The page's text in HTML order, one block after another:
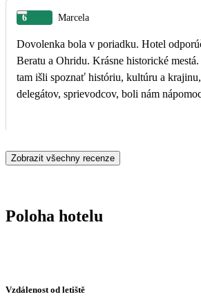
6 Marcela
Dovolenka bola v poriadku. Hotel
Beratu a Ohridu. Krásne historické
tam išli spoznať históriu, kultúru a
delegátov, sprievodcov, boli nám
Zobrazit všechny recenze
Poloha hotelu
Vzdálenost od letiště